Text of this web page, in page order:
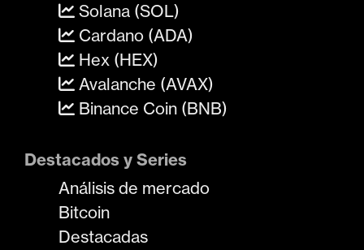
Solana (SOL)
Cardano (ADA)
Hex (HEX)
Avalanche (AVAX)
Binance Coin (BNB)
Destacados y Series
Análisis de mercado
Bitcoin
Destacadas